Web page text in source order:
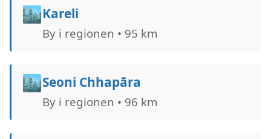
🏙️Kareli
By i regionen • 95 km
🏙️Seoni Chhapāra
By i regionen • 96 km